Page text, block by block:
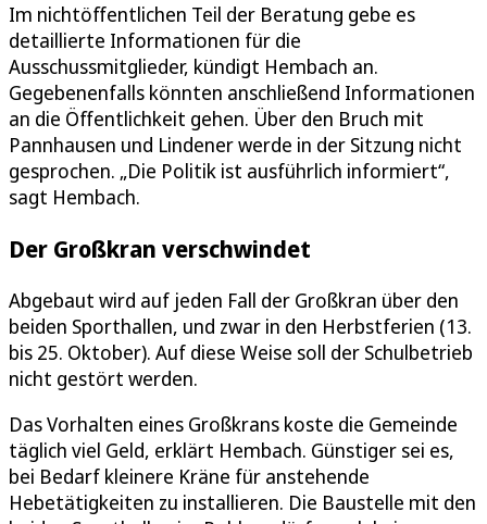
Im nichtöffentlichen Teil der Beratung gebe es
detaillierte Informationen für die
Ausschussmitglieder, kündigt Hembach an.
Gegebenenfalls könnten anschließend Informationen
an die Öffentlichkeit gehen. Über den Bruch mit
Pannhausen und Lindener werde in der Sitzung nicht
gesprochen. „Die Politik ist ausführlich informiert“,
sagt Hembach.
Der Großkran verschwindet
Abgebaut wird auf jeden Fall der Großkran über den
beiden Sporthallen, und zwar in den Herbstferien (13.
bis 25. Oktober). Auf diese Weise soll der Schulbetrieb
nicht gestört werden.
Das Vorhalten eines Großkrans koste die Gemeinde
täglich viel Geld, erklärt Hembach. Günstiger sei es,
bei Bedarf kleinere Kräne für anstehende
Hebetätigkeiten zu installieren. Die Baustelle mit den